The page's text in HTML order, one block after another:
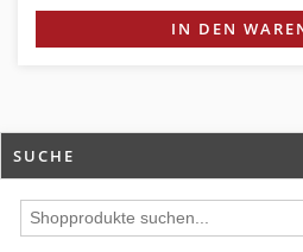
IN DEN
SUCHE